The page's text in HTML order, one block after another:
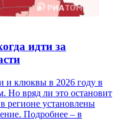
идти за
и клюквы в 2026 году в
Но вряд ли это остановит
регионе установлены
Подробнее – в